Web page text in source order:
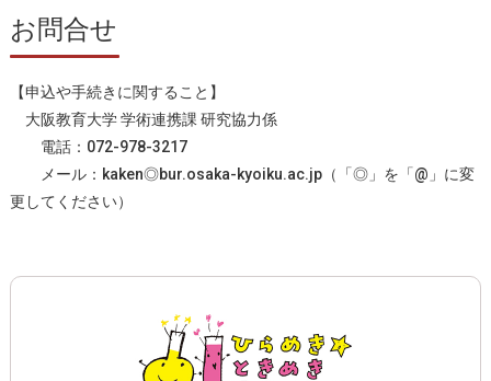
お問合せ
【申込や手続きに関すること】
大阪教育大学 学術連携課 研究協力係
電話：072-978-3217
メール：kaken◎bur.osaka-kyoiku.ac.jp（「◎」を「@」に変
更してください）